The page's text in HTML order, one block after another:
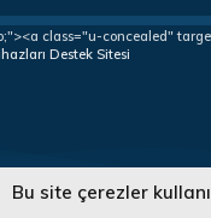
class="u-concealed"
Destek Sitesi
Bu site çerezler